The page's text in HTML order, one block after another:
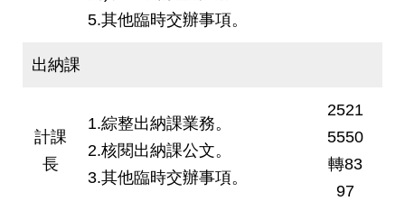
5.其他臨時交辦事項。
出納課
計課
長
1.綜整出納課業務。
2.核閱出納課公文。
3.其他臨時交辦事項。
2521
5550
轉83
97